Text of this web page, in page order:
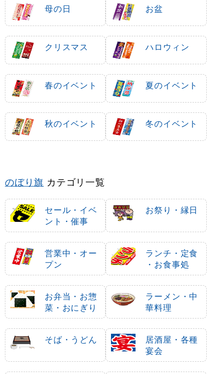
母の日 お盆
クリスマス ハロウィン
春のイベント 夏のイベント
秋のイベント 冬のイベント
のぼり旗 カテゴリ一覧
セール・イベ
ント・催事
お祭り・縁日
営業中・オー
プン
ランチ・定食
・お食事処
お弁当・お惣
菜・おにぎり
ラーメン・中
華料理
そば・うどん
居酒屋・各種
宴会